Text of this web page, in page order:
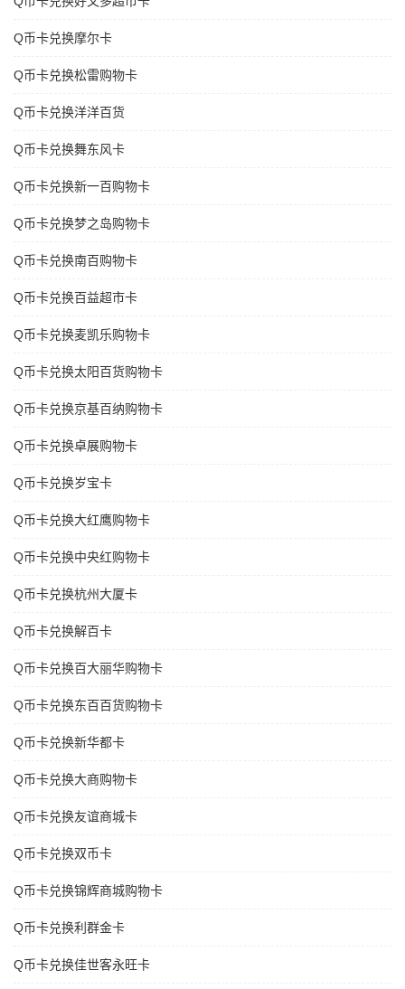
Q币卡兑换摩尔卡
Q币卡兑换松雷购物卡
Q币卡兑换洋洋百货
Q币卡兑换舞东风卡
Q币卡兑换新一百购物卡
Q币卡兑换梦之岛购物卡
Q币卡兑换南百购物卡
Q币卡兑换百益超市卡
Q币卡兑换麦凯乐购物卡
Q币卡兑换太阳百货购物卡
Q币卡兑换京基百纳购物卡
Q币卡兑换卓展购物卡
Q币卡兑换岁宝卡
Q币卡兑换大红鹰购物卡
Q币卡兑换中央红购物卡
Q币卡兑换杭州大厦卡
Q币卡兑换解百卡
Q币卡兑换百大丽华购物卡
Q币卡兑换东百百货购物卡
Q币卡兑换新华都卡
Q币卡兑换大商购物卡
Q币卡兑换友谊商城卡
Q币卡兑换双币卡
Q币卡兑换锦辉商城购物卡
Q币卡兑换利群金卡
Q币卡兑换佳世客永旺卡